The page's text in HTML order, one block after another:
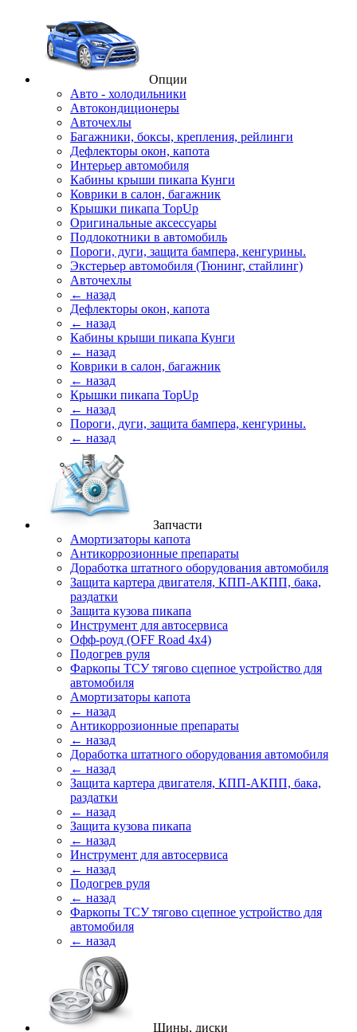
Опции
Авто - холодильники
Автокондиционеры
Авточехлы
Багажники, боксы, крепления, рейлинги
Дефлекторы окон, капота
Интерьер автомобиля
Кабины крыши пикапа Кунги
Коврики в салон, багажник
Крышки пикапа TopUp
Оригинальные аксессуары
Подлокотники в автомобиль
Пороги, дуги, защита бампера, кенгурины.
Экстерьер автомобиля (Тюнинг, стайлинг)
Авточехлы
← назад
Дефлекторы окон, капота
← назад
Кабины крыши пикапа Кунги
← назад
Коврики в салон, багажник
← назад
Крышки пикапа TopUp
← назад
Пороги, дуги, защита бампера, кенгурины.
← назад
Запчасти
Амортизаторы капота
Антикоррозионные препараты
Доработка штатного оборудования автомобиля
Защита картера двигателя, КПП-АКПП, бака,
раздатки
Защита кузова пикапа
Инструмент для автосервиса
Офф-роуд (OFF Road 4x4)
Подогрев руля
Фаркопы ТСУ тягово сцепное устройство для
автомобиля
Амортизаторы капота
← назад
Антикоррозионные препараты
← назад
Доработка штатного оборудования автомобиля
← назад
Защита картера двигателя, КПП-АКПП, бака,
раздатки
← назад
Защита кузова пикапа
← назад
Инструмент для автосервиса
← назад
Подогрев руля
← назад
Фаркопы ТСУ тягово сцепное устройство для
автомобиля
← назад
Шины, диски